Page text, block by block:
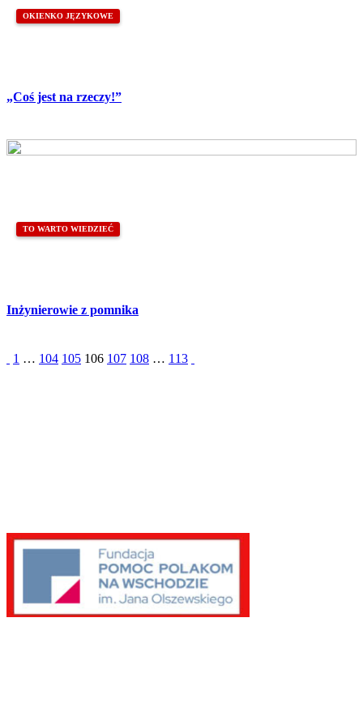
OKIENKO JĘZYKOWE
„Coś jest na rzeczy!”
TO WARTO WIEDZIEĆ
Inżynierowie z pomnika
1 … 104 105 106 107 108 … 113